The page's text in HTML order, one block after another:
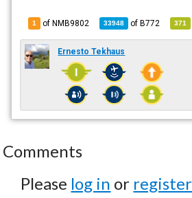
1 of NMB9802 33948 ofB772 371
Ernesto Tekhaus
Comments
Please log in or register